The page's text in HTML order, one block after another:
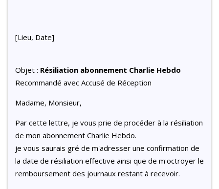
[Lieu, Date]
Objet : Résiliation abonnement Charlie Hebdo
Recommandé avec Accusé de Réception
Madame, Monsieur,
Par cette lettre, je vous prie de procéder à la résiliation
de mon abonnement Charlie Hebdo.
je vous saurais gré de m'adresser une confirmation de
la date de résiliation effective ainsi que de m'octroyer le
remboursement des journaux restant à recevoir.